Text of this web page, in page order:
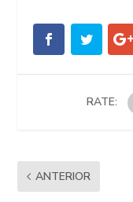
RATE:
ANTERIOR